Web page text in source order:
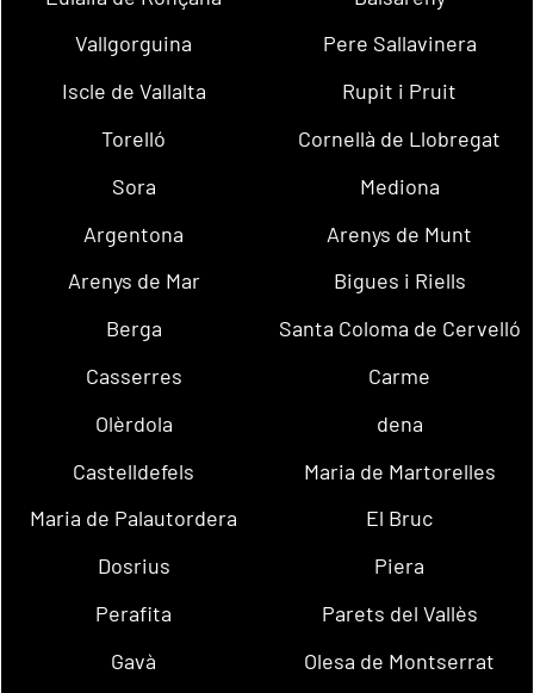
Vallgorguina
Pere Sallavinera
Iscle de Vallalta
Rupit i Pruit
Torelló
Cornellà de Llobregat
Sora
Mediona
Argentona
Arenys de Munt
Arenys de Mar
Bigues i Riells
Berga
Santa Coloma de Cervelló
Casserres
Carme
Olèrdola
dena
Castelldefels
Maria de Martorelles
Maria de Palautordera
El Bruc
Dosrius
Piera
Perafita
Parets del Vallès
Gavà
Olesa de Montserrat